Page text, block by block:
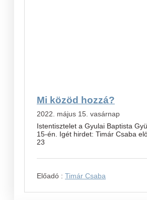
Mi közöd hozzá?
2022. május 15. vasárnap
Istentisztelet a Gyulai Baptista
15-én. Igét hirdet: Timár Csaba
23
Előadó : Timár Csaba